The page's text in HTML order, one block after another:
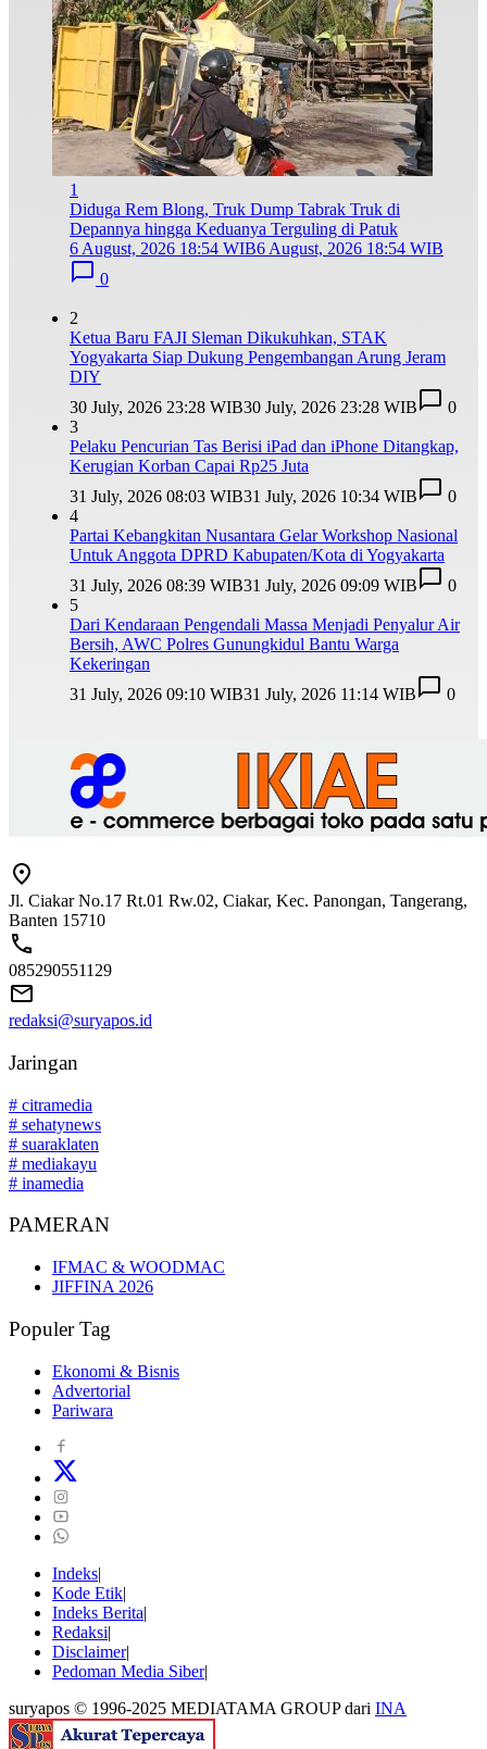
1
Diduga Rem Blong, Truk Dump Tabrak Truk di
Depannya hingga Keduanya Terguling di Patuk
6 August, 2026 18:54 WIB6 August, 2026 18:54 WIB
0
2
Ketua Baru FAJI Sleman Dikukuhkan, STAK
Yogyakarta Siap Dukung Pengembangan Arung Jeram
DIY
30 July, 2026 23:28 WIB30 July, 2026 23:28 WIB
0
3
Pelaku Pencurian Tas Berisi iPad dan iPhone Ditangkap,
Kerugian Korban Capai Rp25 Juta
31 July, 2026 08:03 WIB31 July, 2026 10:34 WIB
0
4
Partai Kebangkitan Nusantara Gelar Workshop Nasional
Untuk Anggota DPRD Kabupaten/Kota di Yogyakarta
31 July, 2026 08:39 WIB31 July, 2026 09:09 WIB
0
5
Dari Kendaraan Pengendali Massa Menjadi Penyalur Air
Bersih, AWC Polres Gunungkidul Bantu Warga
Kekeringan
31 July, 2026 09:10 WIB31 July, 2026 11:14 WIB 0
Jl. Ciakar No.17 Rt.01 Rw.02, Ciakar, Kec. Panongan, Tangerang,
Banten 15710
085290551129
redaksi@suryapos.id
Jaringan
# citramedia
# sehatynews
# suaraklaten
# mediakayu
# inamedia
PAMERAN
IFMAC & WOODMAC
JIFFINA 2026
Populer Tag
Ekonomi & Bisnis
Advertorial
Pariwara
Indeks
Kode Etik
Indeks Berita
Redaksi
Disclaimer
Pedoman Media Siber
suryapos © 1996-2025 MEDIATAMA GROUP dari INA